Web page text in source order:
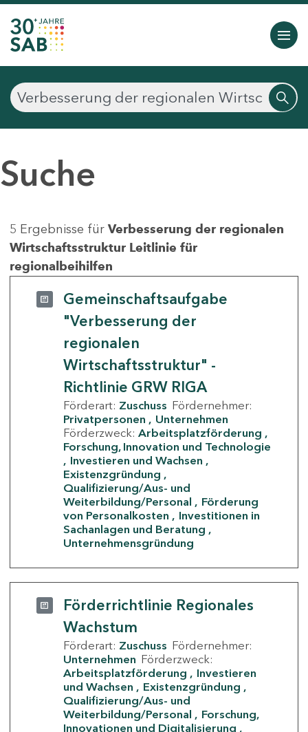
Suche
5 Ergebnisse für Verbesserung der regionalen
Wirtschaftsstruktur Leitlinie für
regionalbeihilfen
Gemeinschaftsaufgabe
"Verbesserung der
regionalen
Wirtschaftsstruktur" -
Richtlinie GRW RIGA
Förderart: Zuschuss Fördernehmer:
Privatpersonen
Unternehmen
Förderzweck: Arbeitsplatzförderung
Forschung, Innovation und Technologie
Investieren und Wachsen
Existenzgründung
Qualifizierung/Aus- und
Weiterbildung/Personal
Förderung
von Personalkosten
Investitionen in
Sachanlagen und Beratung
Unternehmensgründung
Förderrichtlinie Regionales
Wachstum
Förderart: Zuschuss Fördernehmer:
Unternehmen Förderzweck:
Arbeitsplatzförderung
Investieren
und Wachsen
Existenzgründung
Qualifizierung/Aus- und
Weiterbildung/Personal
Forschung,
Innovationen und Digitalisierung